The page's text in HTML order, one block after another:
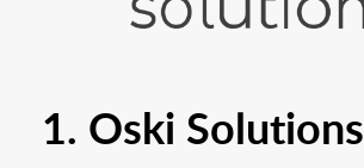
1. Oski Solutions